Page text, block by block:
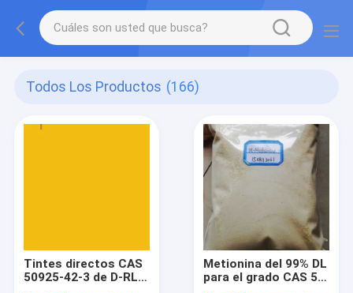
Todos Los Productos (166)
Tintes directos CAS
50925-42-3 de D-RL
Metionina del 99% DL
para el grado CAS 59-